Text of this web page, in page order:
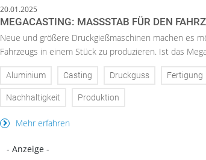
20.01.2025
MEGACASTING: MASSSTAB FÜR DEN
Neue und größere Druckgießmaschinen machen es
Fahrzeugs in einem Stück zu produzieren. Ist das
Aluminium Casting Druckguss Fertigung
Nachhaltigkeit Produktion
Mehr erfahren
- Anzeige -